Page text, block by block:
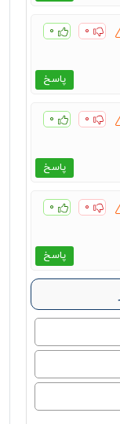
۰ ۰
پاسخ
۰ ۰
پاسخ
۰ ۰
پاسخ